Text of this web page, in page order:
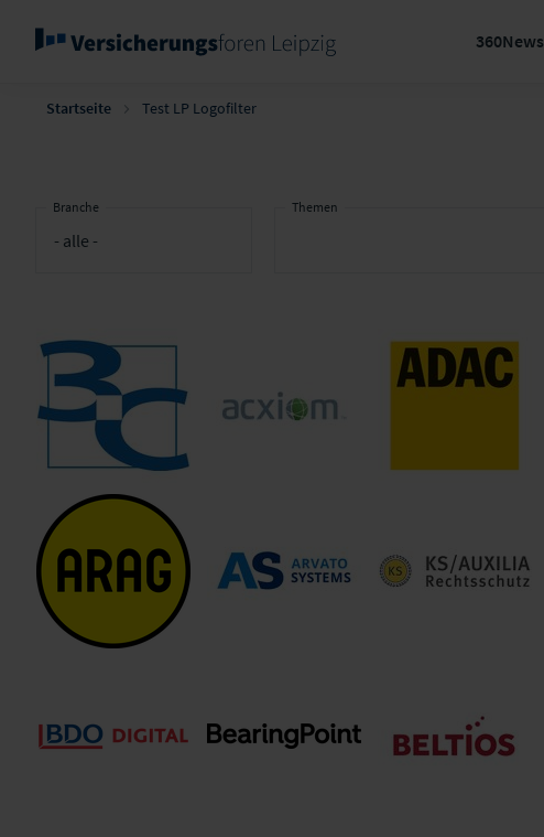
360News
Startseite Test LP Logofilter
Branche Themen
3C Deutschland
GmbH
Acxiom Deutschland
GmbH
ADAC Versicherung
AG
für Österreich
Arvato Systems
GmbH Rechtsschutz-
Versicherungs-AG